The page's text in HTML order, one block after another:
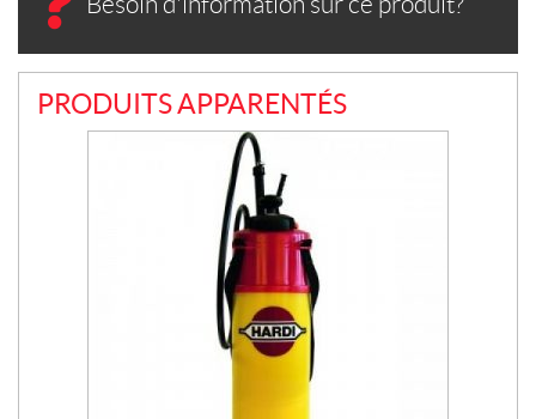
PRODUITS APPARENTÉS